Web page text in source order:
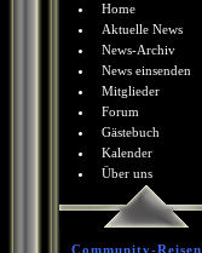
Home
Aktuelle News
News-Archiv
News einsenden
Mitglieder
Forum
Gästebuch
Kalender
Über uns
Community-Reisen